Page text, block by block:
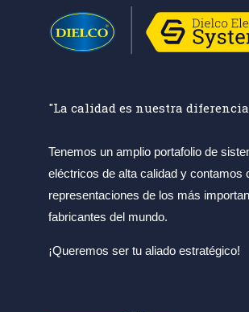
"La calidad es nuestra
Tenemos un amplio portafolio de
eléctricos de alta calidad y contamos
representaciones de los más
fabricantes del mundo.
¡Queremos ser tu aliado estratégico!